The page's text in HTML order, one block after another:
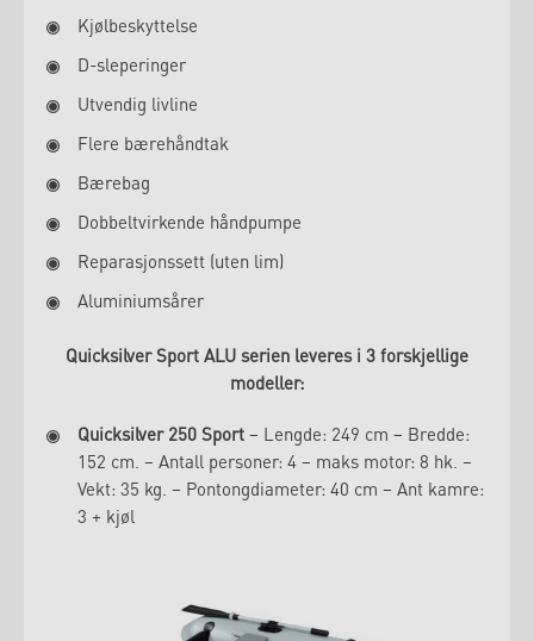
Kjølbeskyttelse
D-sleperinger
Utvendig livline
Flere bærehåndtak
Bærebag
Dobbeltvirkende håndpumpe
Reparasjonssett (uten lim)
Aluminiumsårer
Quicksilver Sport ALU serien leveres i 3 forskjellige
modeller:
Quicksilver 250 Sport – Lengde: 249 cm – Bredde:
152 cm. – Antall personer: 4 – maks motor: 8 hk. –
Vekt: 35 kg. – Pontongdiameter: 40 cm – Ant kamre:
3 + kjøl